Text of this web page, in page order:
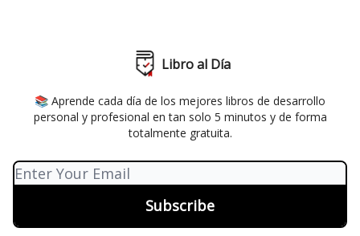
Libro al Día
📚 Aprende cada día de los mejores libros de desarrollo
personal y profesional en tan solo 5 minutos y de forma
totalmente gratuita.